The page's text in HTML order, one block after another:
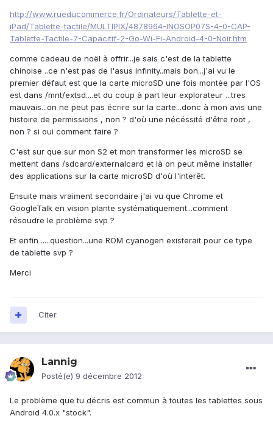
http://www.rueducommerce.fr/Ordinateurs/Tablette-et-
iPad/Tablette-tactile/MULTIPIX/4878964-INOSOP07S-4-0-CAP-
Tablette-Tactile-7-Capacitif-2-Go-Wi-Fi-Android-4-0-Noir.htm
comme cadeau de noël à offrir...je sais c'est de la tablette
chinoise ..ce n'est pas de l'asus infinity..mais bon...j'ai vu le
premier défaut est que la carte microSD une fois montée par l'OS
est dans /mnt/extsd....et du coup à part leur explorateur ...tres
mauvais...on ne peut pas écrire sur la carte...donc à mon avis une
histoire de permissions , non ? d'où une nécéssité d'être root ,
non ? si oui comment faire ?
C'est sur que sur mon S2 et mon transformer les microSD se
mettent dans /sdcard/externalcard et là on peut même installer
des applications sur la carte microSD d'où l'interêt.
Ensuite mais vraiment secondaire j'ai vu que Chrome et
GoogleTalk en vision plante systématiquement...comment
résoudre le problème svp ?
Et enfin .....question...une ROM cyanogen existerait pour ce type
de tablette svp ?
Merci
Citer
Lannig
Posté(e) 9 décembre 2012
Le problème que tu décris est commun à toutes les tablettes sous
Android 4.0.x "stock".